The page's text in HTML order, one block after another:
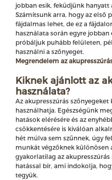
jobban esik, feküdjünk hanyatt
Számítsunk arra, hogy az első
fájdalmas lehet, de ez a
használata során egyre
próbáljuk puhább felületen,
használni a szőnyeget.
Megrendelem az
Kiknek ajánlott az
használata?
Az akupresszúrás
használhatja. Egészségünk
hatások elérésére és az
csökkentésére is kiválóan
hét múlva sem szűnnek, úgy
munkát végzőknek különösen
gyakorlatilag az
hatással bír, ami indokolja,
tegyük.